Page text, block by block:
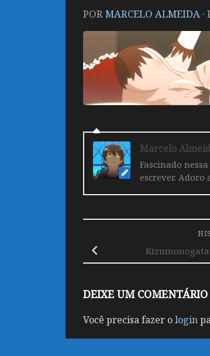
PORMARCELO ALMEIDA
Marcelo
Fascinado
escrever.
DEIXE UM COMENTÁRIO
Você precisa fazer ologin